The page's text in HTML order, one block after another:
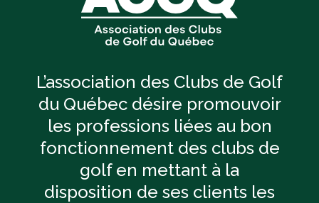
L’association des Clubs de Golf
du Québec désire promouvoir
les professions liées au bon
fonctionnement des clubs de
golf en mettant à la
disposition de ses clients les